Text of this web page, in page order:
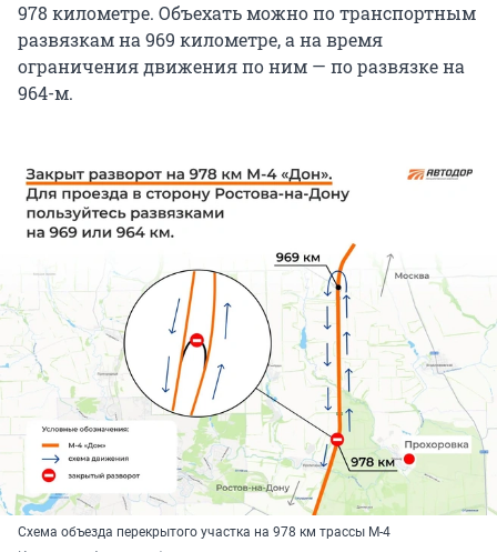
978 километре. Объехать можно по транспортным
развязкам на 969 километре, а на время
ограничения движения по ним — по развязке на
964-м.
Схема объезда перекрытого участка на 978 км трассы М-4